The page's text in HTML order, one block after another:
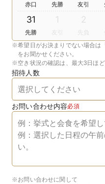
赤口 先勝 友引
31
先勝
1
友引
2
先負
※希望日がお決まりでない場合は
をお聞かせください。
※空き状況の確認は、最大3日ほど
招待人数
お問い合わせ内容必須
※お問い合わせに関して